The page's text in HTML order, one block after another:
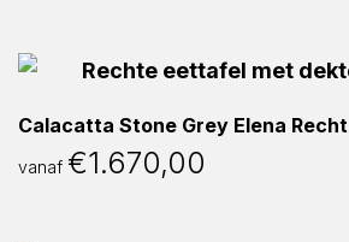
Calacatta Stone Grey Elena Recht
vanaf €1.670,00